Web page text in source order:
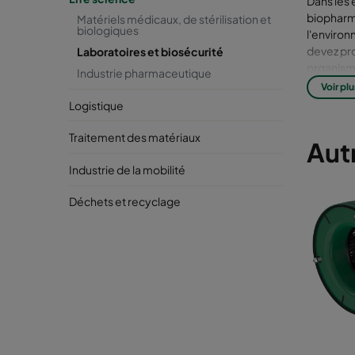
Matériels médicaux, de stérilisation et
biologiques
Laboratoires et biosécurité
Industrie pharmaceutique
Logistique
Traitement des matériaux
Industrie de la mobilité
Déchets et recyclage
devez
mort.
sont
et
La
Les
Voir